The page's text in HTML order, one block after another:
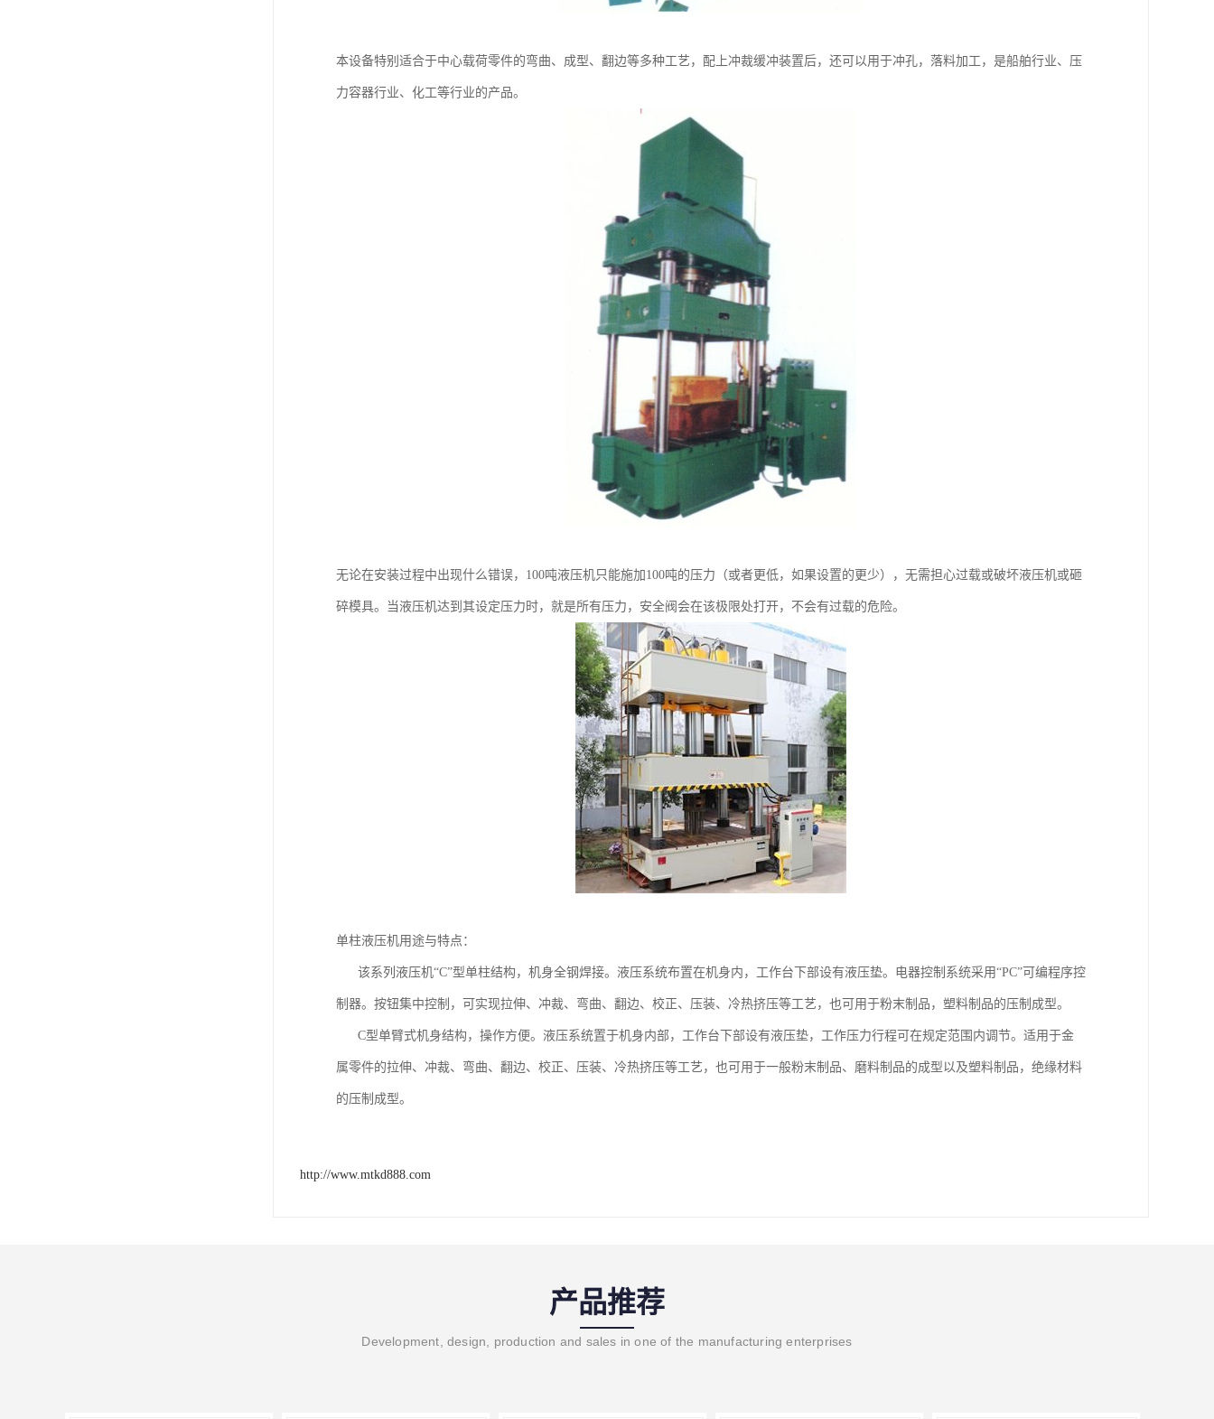
本设备特别适合于中心载荷零件的弯曲、成型、翻边等多种工艺，配上冲裁缓冲装置后，还可以用于冲孔，落料加工，是船舶行业、压
力容器行业、化工等行业的产品。
无论在安装过程中出现什么错误，100吨液压机只能施加100吨的压力（或者更低，如果设置的更少），无需担心过载或破坏液压机或砸
碎模具。当液压机达到其设定压力时，就是所有压力，安全阀会在该极限处打开，不会有过载的危险。
单柱液压机用途与特点：
该系列液压机“C”型单柱结构，机身全钢焊接。液压系统布置在机身内，工作台下部设有液压垫。电器控制系统采用“PC”可编程序控
制器。按钮集中控制，可实现拉伸、冲裁、弯曲、翻边、校正、压装、冷热挤压等工艺，也可用于粉末制品，塑料制品的压制成型。
C型单臂式机身结构，操作方便。液压系统置于机身内部，工作台下部设有液压垫，工作压力行程可在规定范围内调节。适用于金
属零件的拉伸、冲裁、弯曲、翻边、校正、压装、冷热挤压等工艺，也可用于一般粉末制品、磨料制品的成型以及塑料制品，绝缘材料
的压制成型。
http://www.mtkd888.com
产品推荐
Development, design, production and sales in one of the manufacturing enterprises